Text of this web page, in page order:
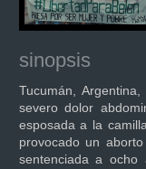
sinopsis
Tucumán,
severo dolor
esposada a la
provocado un
sentenciada a